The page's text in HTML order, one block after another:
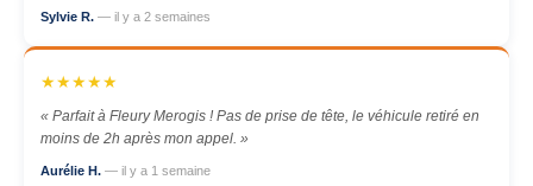
Sylvie R. — il y a 2 semaines
★★★★★
« Parfait à Fleury Merogis ! Pas de prise de tête, le véhicule retiré en
moins de 2h après mon appel. »
Aurélie H. — il y a 1 semaine